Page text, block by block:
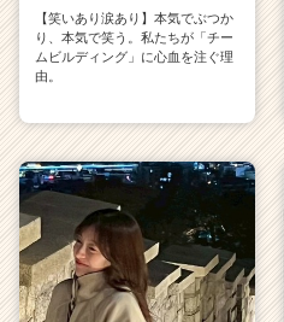
【笑いあり涙あり】本気でぶつか
り、本気で笑う。私たちが「チー
ムビルディング」に心血を注ぐ理
由。